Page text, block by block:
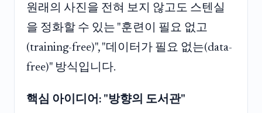
원래의 사진을 전혀 보지 않고도 스텐실
을 정화할 수 있는 "훈련이 필요 없고
(training-free)", "데이터가 필요 없는(data-
free)" 방식입니다.
핵심 아이디어: "방향의 도서관"